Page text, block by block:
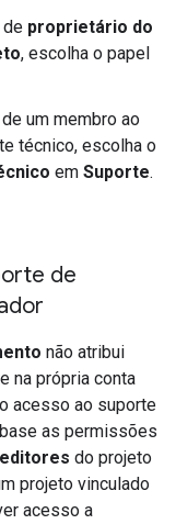
de proprietário do
, escolha o papel
um membro ao
técnico, escolha o
em Suporte.
de
não atribui
na própria conta
acesso ao suporte
as permissões
editores do projeto
projeto vinculado
acesso a